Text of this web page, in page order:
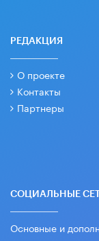
РЕДАКЦИЯ
О проекте
Контакты
Партнеры
СОЦИАЛЬНЫЕ
Основные и